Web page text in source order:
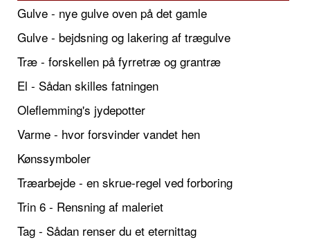
Gulve - nye gulve oven på det gamle
Gulve - bejdsning og lakering af trægulve
Træ - forskellen på fyrretræ og grantræ
El - Sådan skilles fatningen
Oleflemming's jydepotter
Varme - hvor forsvinder vandet hen
Kønssymboler
Træarbejde - en skrue-regel ved forboring
Trin 6 - Rensning af maleriet
Tag - Sådan renser du et eternittag